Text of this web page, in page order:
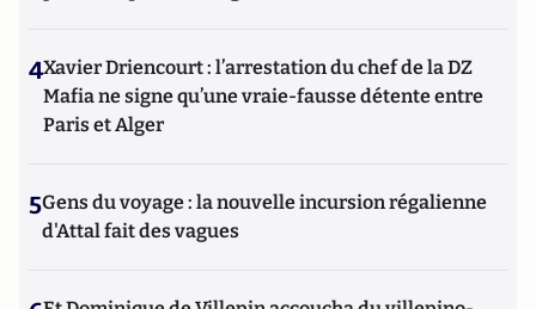
4Xavier Driencourt : l’arrestation du chef de la DZ
Mafia ne signe qu’une vraie-fausse détente entre
Paris et Alger
5Gens du voyage : la nouvelle incursion régalienne
d'Attal fait des vagues